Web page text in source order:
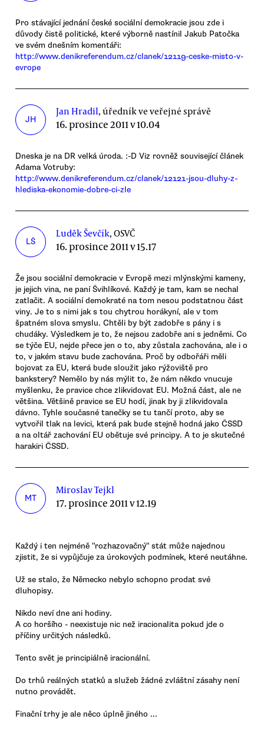
Pro stávající jednání české sociální demokracie jsou zde i
důvody čistě politické, které výborně nastínil Jakub Patočka
ve svém dnešním komentáři:
http://www.denikreferendum.cz/clanek/12119-ceske-misto-v-
evrope
JH
Jan Hradil, úředník ve veřejné správě
16. prosince 2011 v 10.04
Dneska je na DR velká úroda. :-D Viz rovněž související článek
Adama Votruby:
http://www.denikreferendum.cz/clanek/12121-jsou-dluhy-z-
hlediska-ekonomie-dobre-ci-zle
LŠ
Luděk Ševčík, OSVČ
16. prosince 2011 v 15.17
Že jsou sociální demokracie v Evropě mezi mlýnskými kameny,
je jejich vina, ne paní Švihlíkové. Každý je tam, kam se nechal
zatlačit. A sociální demokraté na tom nesou podstatnou část
viny. Je to s nimi jak s tou chytrou horákyní, ale v tom
špatném slova smyslu. Chtěli by být zadobře s pány i s
chudáky. Výsledkem je to, že nejsou zadobře ani s jedněmi. Co
se týče EU, nejde přece jen o to, aby zůstala zachována, ale i o
to, v jakém stavu bude zachována. Proč by odbořáři měli
bojovat za EU, která bude sloužit jako rýžoviště pro
bankstery? Nemělo by nás mýlit to, že nám někdo vnucuje
myšlenku, že pravice chce zlikvidovat EU. Možná část, ale ne
většina. Většině pravice se EU hodí, jinak by ji zlikvidovala
dávno. Tyhle současné tanečky se tu tančí proto, aby se
vytvořil tlak na levici, která pak bude stejně hodná jako ČSSD
a na oltář zachování EU obětuje své principy. A to je skutečné
harakiri ČSSD.
MT
Miroslav Tejkl
17. prosince 2011 v 12.19
Každý i ten nejméně "rozhazovačný" stát může najednou
zjistit, že si vypůjčuje za úrokových podmínek, které neutáhne.
Už se stalo, že Německo nebylo schopno prodat své
dluhopisy.
Nikdo neví dne ani hodiny.
A co horšího - neexistuje nic než iracionalita pokud jde o
příčiny určitých následků.
Tento svět je principiálně iracionální.
Do trhů reálných statků a služeb žádné zvláštní zásahy není
nutno provádět.
Finační trhy je ale něco úplně jiného ...